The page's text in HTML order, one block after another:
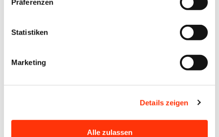
Präferenzen
Statistiken
Marketing
Details zeigen
Alle zulassen
steinmetz@vdm-mitteldeutschland.de
0341 86859 0